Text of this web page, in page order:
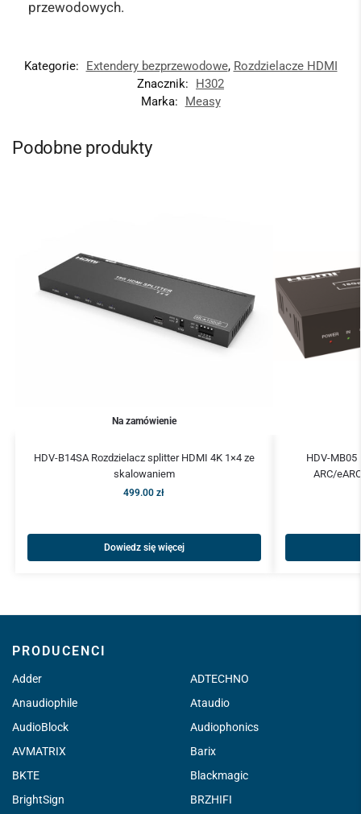
przewodowych.
Kategorie: Extendery bezprzewodowe, Rozdzielacze HDMI
Znacznik:
H302
Marka:
Measy
Podobne produkty
Na zamówienie
HDV-B14SA Rozdzielacz splitter HDMI 4K 1×4 ze
skalowaniem
499.00zł
Dowiedz się więcej
HDV-MB05
ARC/
PRODUCENCI
Adder
ADTECHNO
Anaudiophile
Ataudio
AudioBlock
Audiophonics
AVMATRIX
Barix
BKTE
Blackmagic
BrightSign
BRZHIFI